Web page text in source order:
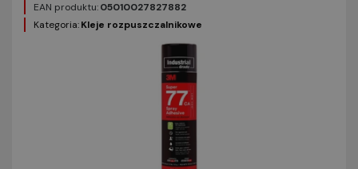
EAN produktu:05010027827882
Kategoria:Kleje rozpuszczalnikowe